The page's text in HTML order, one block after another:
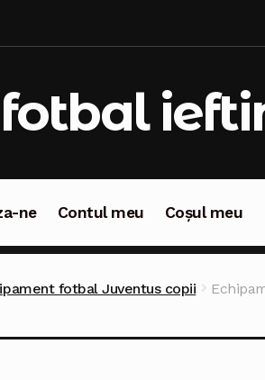
ne Contul meu Coșul meu
fotbal Juventus copii